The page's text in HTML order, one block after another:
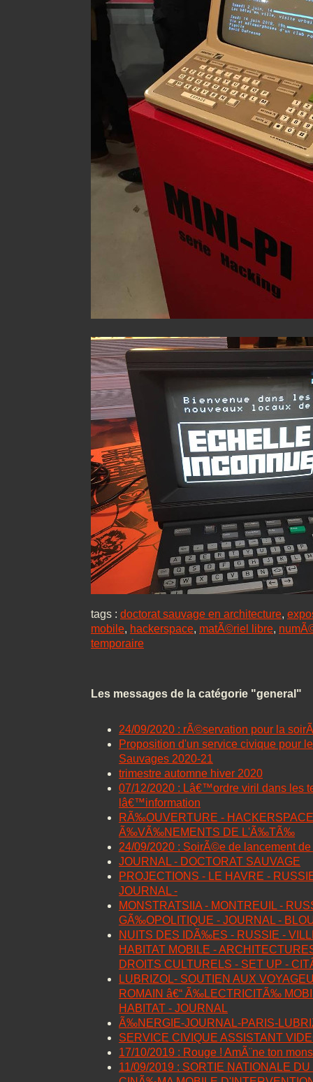
tags : doctorat sauvage en architecture,
mobile, hackerspace, matÃ©riel libre,
temporaire
Les messages de la catégorie "general"
24/09/2020 : rÃ©servation pour la
Proposition d'un service civique pour
Sauvages 2020-21
trimestre automne hiver 2020
07/12/2020 : Lâ€™ordre viril dans les
lâ€™information
RÃ‰OUVERTURE -
Ã‰VÃ‰NEMENTS DE L'Ã‰TÃ‰
24/09/2020 : SoirÃ©e de lancement
JOURNAL - DOCTORAT SAUVAGE
PROJECTIONS - LE HAVRE -
JOURNAL -
MONSTRATSIIA - MONTREUIL -
GÃ‰OPOLITIQUE - JOURNAL -
NUITS DES IDÃ‰ES - RUSSIE -
HABITAT MOBILE -
DROITS CULTURELS - SET UP -
LUBRIZOL- SOUTIEN AUX
ROMAIN â€“ Ã‰LECTRICITÃ‰
HABITAT - JOURNAL
Ã‰NERGIE-JOURNAL-PARIS-
SERVICE CIVIQUE ASSISTANT
17/10/2019 : Rouge ! AmÃ¨ne ton
11/09/2019 : SORTIE NATIONALE